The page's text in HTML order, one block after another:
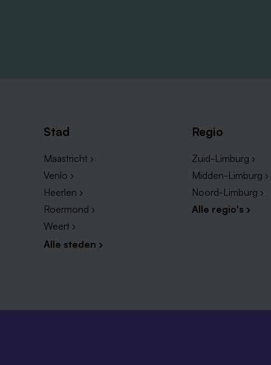
Stad
Maastricht ›
Venlo ›
Heerlen ›
Roermond ›
Weert ›
Alle steden ›
Regio
Zuid-Limburg ›
Midden-Limburg ›
Noord-Limburg ›
Alle regio's ›